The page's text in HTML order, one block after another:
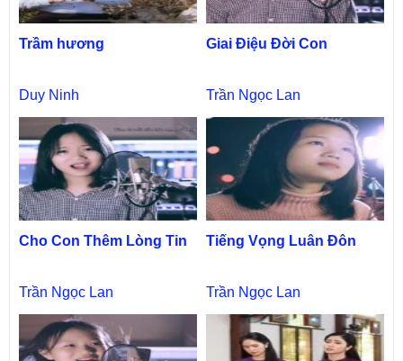
Trầm hương
Duy Ninh
Giai Điệu Đời Con
Trần Ngọc Lan
Cho Con Thêm Lòng Tin
Trần Ngọc Lan
Tiếng Vọng Luân Đôn
Trần Ngọc Lan